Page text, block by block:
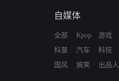
自媒体
全部
科普
国风
Kpop
汽车
搞笑
游戏
科技
出品人